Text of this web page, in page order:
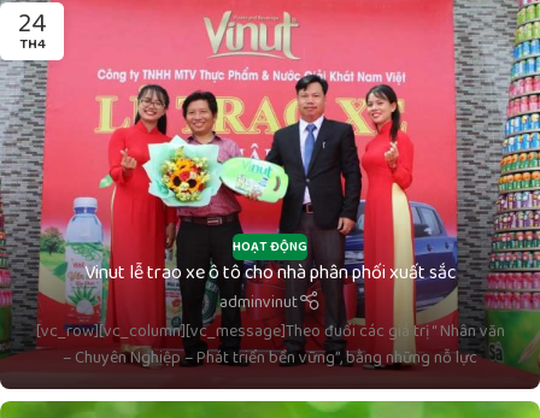
24
TH4
HOẠT ĐỘNG
Vinut lễ trao xe ô tô cho nhà phân phối xuất sắc
adminvinut
[vc_row][vc_column][vc_message]Theo đuổi các giá trị “ Nhân văn
– Chuyên Nghiệp – Phát triển bền vững”, bằng những nỗ lực